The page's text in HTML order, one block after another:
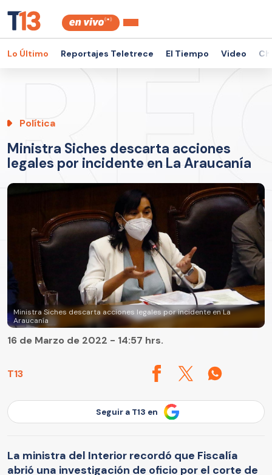
Lo Último Reportajes Teletrece El Tiempo Video
Política
Ministra Siches descarta acciones
legales por incidente en La Araucanía
Ministra Siches descarta acciones legales por incidente en La
Araucanía
T13
16 de Marzo de 2022 - 14:57 hrs.
Seguir a T13 en
La ministra del Interior recordó que Fiscalía
abrió una investigación de oficio por el corte de